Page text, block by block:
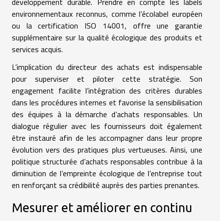
environnementaux reconnus, comme l’écolabel européen
ou la certification ISO 14001, offre une garantie
supplémentaire sur la qualité écologique des produits et
services acquis.
L’implication du directeur des achats est indispensable
pour superviser et piloter cette stratégie. Son
engagement facilite l’intégration des critères durables
dans les procédures internes et favorise la sensibilisation
des équipes à la démarche d’achats responsables. Un
dialogue régulier avec les fournisseurs doit également
être instauré afin de les accompagner dans leur propre
évolution vers des pratiques plus vertueuses. Ainsi, une
politique structurée d’achats responsables contribue à la
diminution de l’empreinte écologique de l’entreprise tout
en renforçant sa crédibilité auprès des parties prenantes.
Mesurer et améliorer en continu